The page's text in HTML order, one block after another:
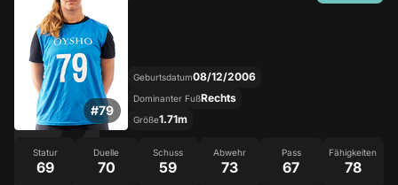
#79
Geburtsdatum08/12/2006
Dominanter FußRechts
Größe1.71m
Statur
69
Duelle
70
Schuss
59
Abwehr
73
Pass
67
Fähigkeiten
78